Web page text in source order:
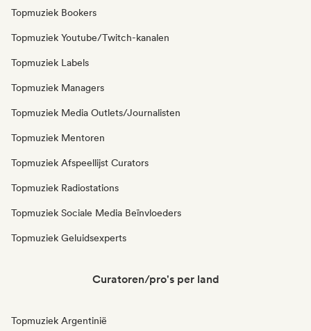
Topmuziek Bookers
Topmuziek Youtube/Twitch-kanalen
Topmuziek Labels
Topmuziek Managers
Topmuziek Media Outlets/Journalisten
Topmuziek Mentoren
Topmuziek Afspeellijst Curators
Topmuziek Radiostations
Topmuziek Sociale Media Beïnvloeders
Topmuziek Geluidsexperts
Curatoren/pro's per land
Topmuziek Argentinië